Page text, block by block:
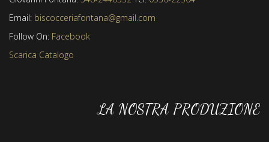
Email: biscocceriafontana@gmail.com
Follow On: Facebook
Scarica Catalogo
LA NOSTRA PRODUZIONE